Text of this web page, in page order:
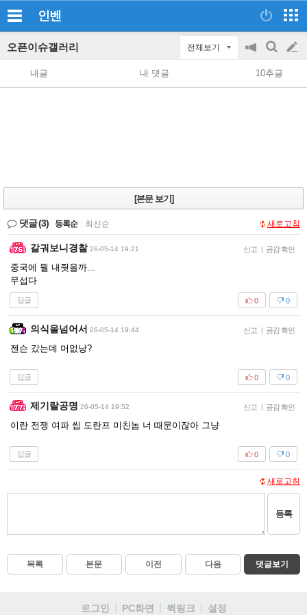
인벤
오픈이슈갤러리 전체보기
공
지
on/off
검
색
글
쓰
내글 내 댓글 10추글
[본문 보기]
댓글(3) 등록순 최신순 새로고침
갈궈보니경찰 26-05-14 19:21 신고 | 공감 확인
중국에 뭘 내줫을까...
무섭다
답글 0
0
의식을넘어서 26-05-14 19:44 신고 | 공감 확인
젠슨 갔는데 머없낭?
답글 0
0
제기랄공명 26-05-14 19:52 신고 | 공감 확인
이란 전쟁 여파 씹 도란프 미친놈 너 때문이잖아 그냥
답글 0
0
새로고침
등록
목록 본문 이전 다음 댓글보기
로그인 PC화면 퀵링크 설정